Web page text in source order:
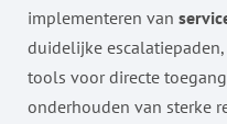
implementeren van
duidelijke
tools voor directe
onderhouden van sterke